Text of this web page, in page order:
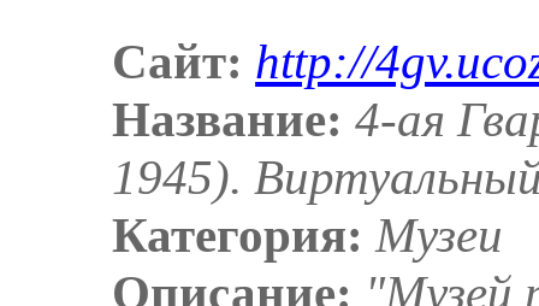
Сайт: http://
Название: 4-ая
1945).
Категория: Музеи
Описание: "Музей